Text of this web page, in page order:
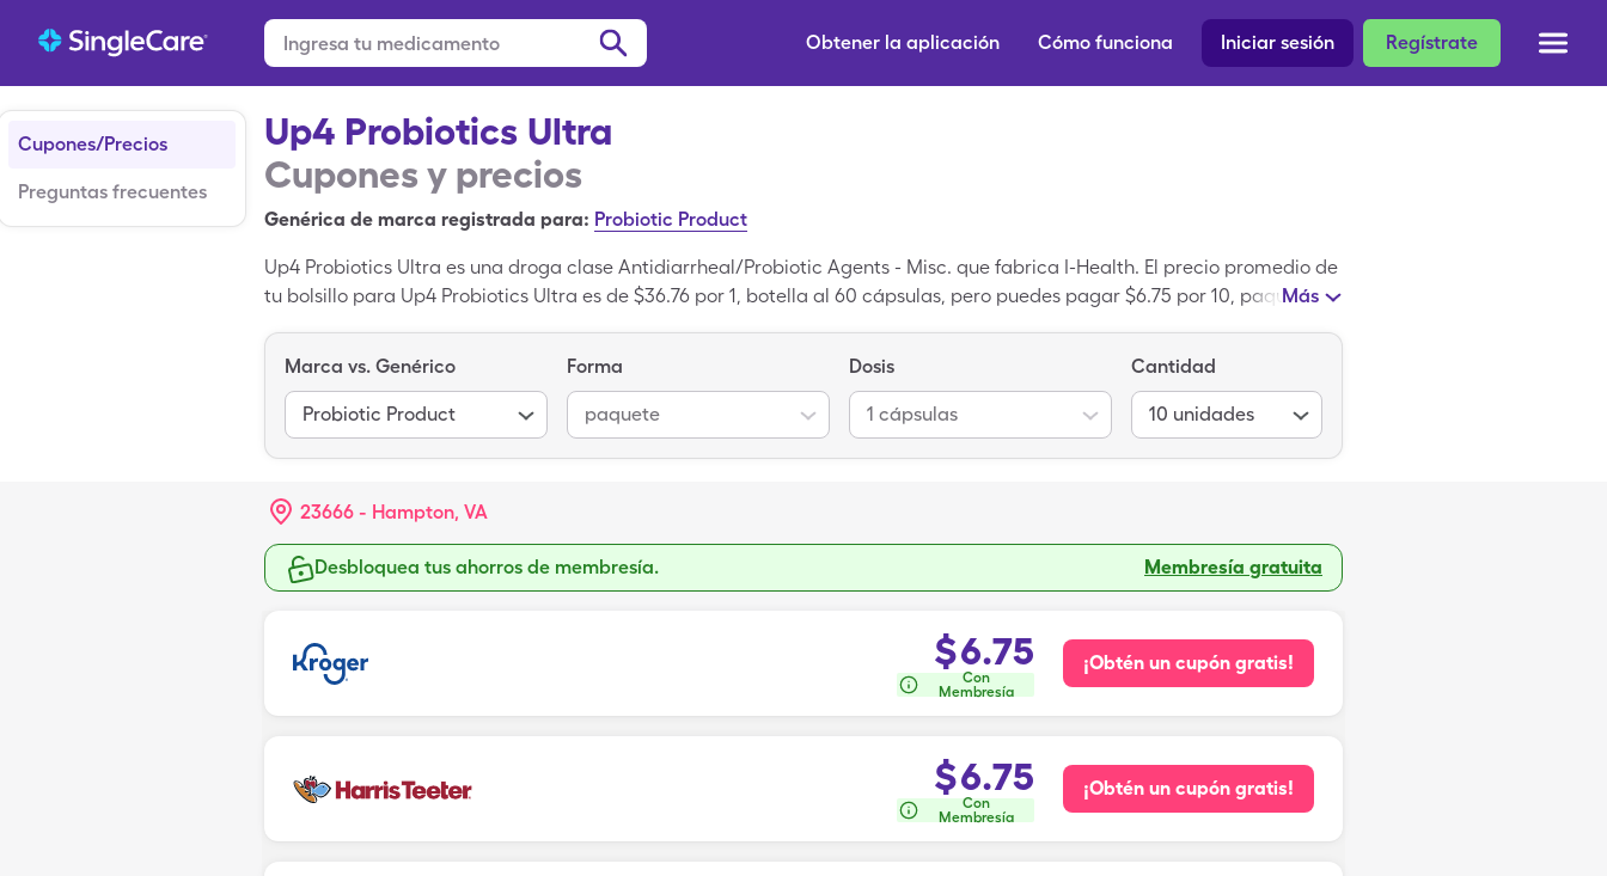
Regístrate
Iniciar sesión
Cómo funciona
Obtener la aplicación
Cupones/Precios
Preguntas frecuentes
Up4 Probiotics Ultra
Cupones y precios
Genérica de marca registrada para: Probiotic Product
Up4 Probiotics Ultra es una droga clase Antidiarrheal/Probiotic Agents - Misc. que fabrica I-Health. El precio promedio de
tu bolsillo para Up4 Probiotics Ultra es de $36.76 por 1, botella al 60 cápsulas, pero puedes pagar $6.75 por 10, paquetes
Más
Marca vs. Genérico
Probiotic Product
Forma
paquete
Dosis
1 cápsulas
Cantidad
10 unidades
23666 - Hampton, VA
Desbloquea tus ahorros de membresía. Membresía gratuita
$6.75
Con
Membresía
¡Obtén un cupón gratis!
$6.75
Con
Membresía
¡Obtén un cupón gratis!